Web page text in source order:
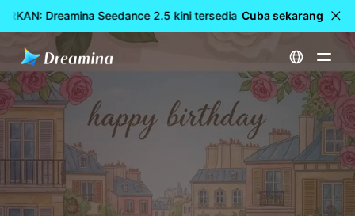
Dreamina Seedance 2.5 kini tersedia 🎉 Model baharu
Cuba sekarang
Utama Cipta Penjana Kad Hari Lahir Percuma